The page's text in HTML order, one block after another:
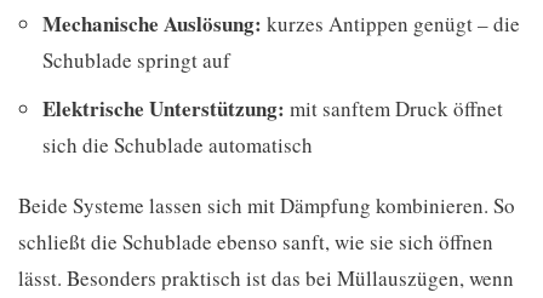
Mechanische Auslösung: kurzes Antippen genügt – die
Schublade springt auf
Elektrische Unterstützung: mit sanftem Druck öffnet
sich die Schublade automatisch
Beide Systeme lassen sich mit Dämpfung kombinieren. So
schließt die Schublade ebenso sanft, wie sie sich öffnen
lässt. Besonders praktisch ist das bei Müllauszügen, wenn